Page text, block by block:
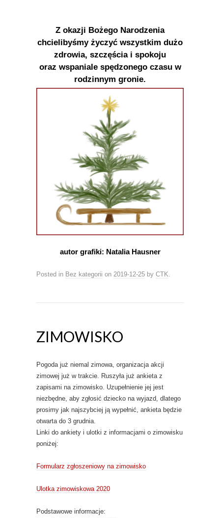
Z okazji Bożego Narodzenia
chcielibyśmy życzyć wszystkim dużo
zdrowia, szczęścia i spokoju
oraz wspaniale spędzonego czasu w
rodzinnym gronie.
autor grafiki: Natalia Hausner
Posted in Bez kategorii on 2019-12-25 by CTK
ZIMOWISKO
Pogoda już niemal zimowa, organizacja akcji
zimowej już w trakcie. Ruszyła już ankieta z
zapisami na zimowisko. Uzupełnienie jej jest
niezbędne, aby zgłosić dziecko na wyjazd, dlatego
prosimy jak najszybciej ją wypełnić, ankieta będzie
otwarta do 3 grudnia.
Linki do ankiety i ulotki z informacjami o zimowisku
poniżej:
Formularz zgłoszeniowy na zimowisko
Ulotka zimowiskowa 2020
Podstawowe informacje: